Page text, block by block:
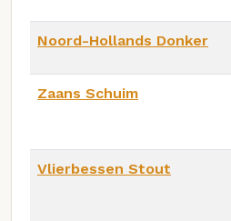
Noord-Hollands Donker
Zaans Schuim
Vlierbessen Stout